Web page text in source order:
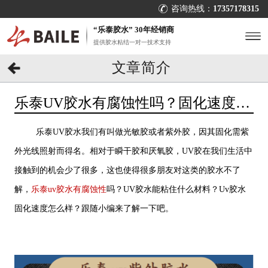
咨询热线： 17357178315
“乐泰胶水” 30年经销商
提供胶水粘结一对一技术支持
文章简介
乐泰UV胶水有腐蚀性吗？固化速度咋
乐泰UV胶水我们有叫做光敏胶或者紫外胶，因其固化需紫
外光线照射而得名。相对于瞬干胶和厌氧胶，UV胶在我们生活中
接触到的机会少了很多，这也使得很多朋友对这类的胶水不了
解， 乐泰uv胶水有腐蚀性吗？UV胶水能粘住什么材料？Uv胶水
固化速度怎么样？跟随小编来了解一下吧。